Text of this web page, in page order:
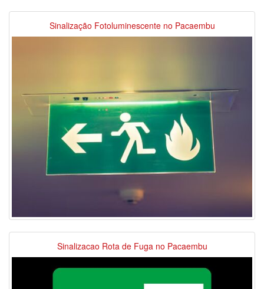
Sinalização Fotoluminescente no Pacaembu
Sinalizacao Rota de Fuga no Pacaembu